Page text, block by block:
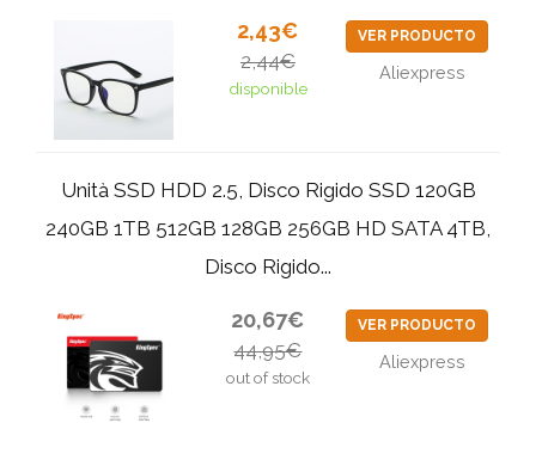
2,43€
2,44€
disponible
VER PRODUCTO
Aliexpress
Unità SSD HDD 2.5, Disco Rigido SSD 120GB
240GB 1TB 512GB 128GB 256GB HD SATA 4TB,
Disco Rigido...
20,67€
44,95€
out of stock
VER PRODUCTO
Aliexpress